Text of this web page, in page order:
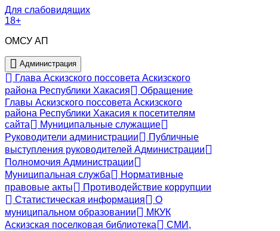
Для слабовидящих
18+
ОМСУ АП
Администрация
Глава Аскизского поссовета Аскизского
района Республики Хакасия
Обращение
Главы Аскизского поссовета Аскизского
района Республики Хакасия к посетителям
сайта
Муниципальные служащие
Руководители администрации
Публичные
выступления руководителей Администрации
Полномочия Администрации
Муниципальная служба
Нормативные
правовые акты
Противодействие коррупции
Статистическая информация
О
муниципальном образовании
МКУК
Аскизская поселковая библиотека
СМИ,